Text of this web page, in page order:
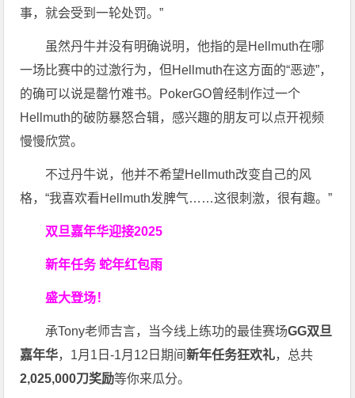
事，就会受到一轮处罚。”
虽然丹牛并没有明确说明，他指的是Hellmuth在哪
一场比赛中的过激行为，但Hellmuth在这方面的“恶迹”，
的确可以说是罄竹难书。PokerGO曾经制作过一个
Hellmuth的破防暴怒合辑，感兴趣的朋友可以点开视频
慢慢欣赏。
不过丹牛说，他并不希望Hellmuth改变自己的风
格，“我喜欢看Hellmuth发脾气……这很刺激，很有趣。”
双旦嘉年华迎接2025
新年任务 蛇年红包雨
盛大登场！
承Tony老师吉言，当今线上练功的最佳赛场GG双旦
嘉年华，1月1日-1月12日期间新年任务狂欢礼，总共
2,025,000刀奖励等你来瓜分。